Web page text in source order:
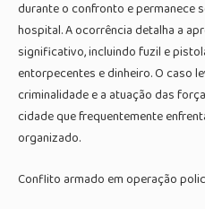
durante o confronto e permanece
hospital. A ocorrência detalha a
significativo, incluindo fuzil e
entorpecentes e dinheiro. O caso
criminalidade e a atuação das
cidade que frequentemente
organizado.
Conflito armado em operação